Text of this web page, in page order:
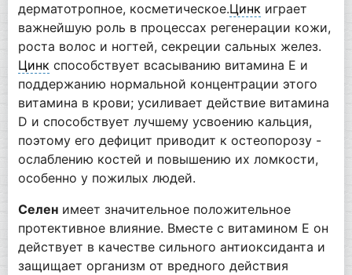
дерматотропное, косметическое.Цинк играет
важнейшую роль в процессах регенерации кожи,
роста волос и ногтей, секреции сальных желез.
Цинк способствует всасыванию витамина Е и
поддержанию нормальной концентрации этого
витамина в крови; усиливает действие витамина
D и способствует лучшему усвоению кальция,
поэтому его дефицит приводит к остеопорозу -
ослаблению костей и повышению их ломкости,
особенно у пожилых людей.
Селенимеет значительное положительное
протективное влияние. Вместе с витамином Е он
действует в качестве сильного антиоксиданта и
защищает организм от вредного действия